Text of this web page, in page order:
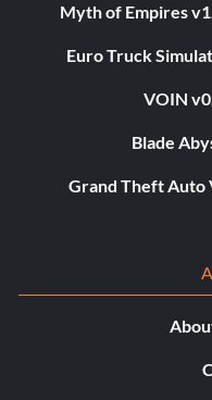
Myth of Empires
Euro Truck
VOIN
Blade
Grand Theft Auto